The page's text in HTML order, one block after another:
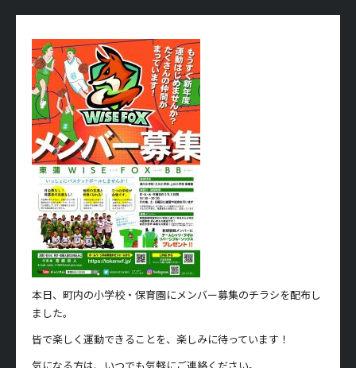
本日、町内の小学校・保育園にメンバー募集のチラシを配布し
ました。
皆で楽しく運動できることを、楽しみに待っています！